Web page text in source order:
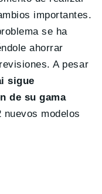
importantes.
se ha
ahorrar
A pesar
sigue
de su gama
modelos